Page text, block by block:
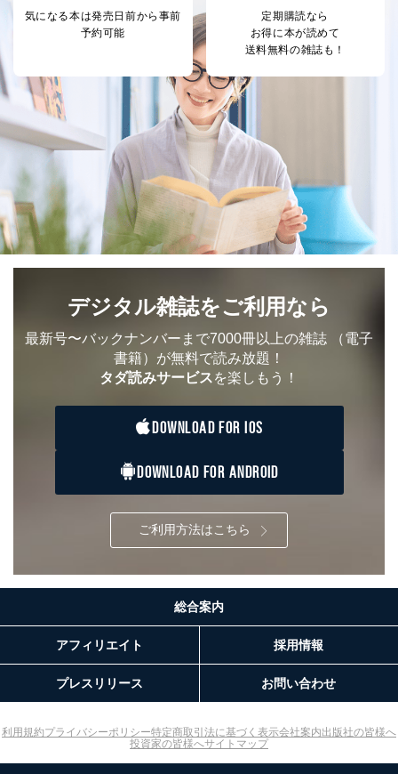
個人情報
当社の従業者の個
人事、総務などの雇用管理等のた
6
企業）からの委託
により当社の
定期購読サービス
等をご利用の方の
個人情報
購入商品配送のため
提携企業及びお客様がご購入され
た商品の発売元企業からのｅメー
ル等による商品、
サービス、キャンペーン等の広告
に関するご案内のため
7
SNS公式アカウン
トに登録された方
の個人情報
当社のサービス利用状況の把握お
よびその分析のため
お問い合わせ対応、トラブル対
処、オペレーター教育など応対品
質向上のため
その他当社のプライバシーポリシ
ー等にて公表する利用目的達成の
※上記の利用目的のうちNo.1～5については保有個人デ
開示等のご請求に対応させていただきます。
なお、6、7については、パートナー（提携企業）様又は
各SNS運営会社様にご請求いただきますようお願い致し
３．個人情報の第三者提供について
当社は、取得した個人情報を適切に管理し､あらかじめ
本人の同意を得ることなく第三者に提供することはあり
ません。ただし、次の場合は除きます。
人の生命､身体または財産の保護のために必要がある
公衆衛生の向上または児童の健全な育成の推進のため
に特に必要がある場合であって、本人の同意を得るこ
国の機関もしくは地方公共団体またはその委託を受け
た者が法令の定める事務を遂行することに対して協力
により当該事務の遂行に支障を及ぼすおそれがあると
き。
だ企業に、業務の一部として個人情報の取扱いを委
気になる本は発売日前から事前
予約可能
定期購読なら
お得に本が読めて
送料無料の雑誌も！
デジタル雑誌をご利用なら
最新号〜バックナンバーまで7000冊以上の雑誌 （電子
書籍）が無料で読み放題！
タダ読みサービスを楽しもう！
DOWNLOAD FOR IOS
DOWNLOAD FOR ANDROID
ご利用方法はこちら
総合案内
アフィリエイト 採用情報
プレスリリース お問い合わせ
利用規約プライバシーポリシー特定商取引法に基づく表示会社案内出版社の皆様へ
投資家の皆様へサイトマップ